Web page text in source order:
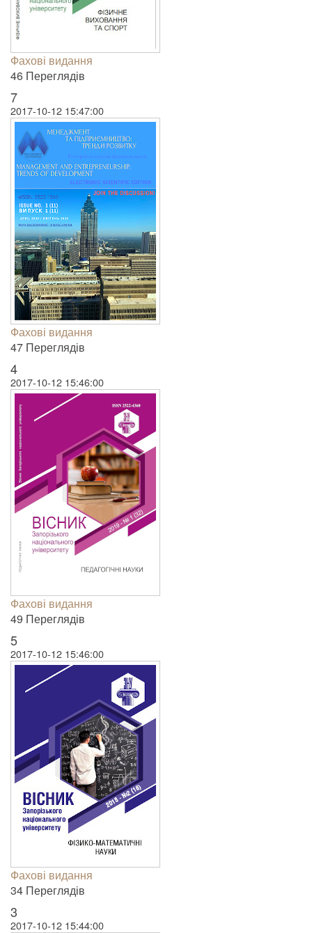
Фахові видання
46 Пере­гля­дів
7
2017-10-12 15:47:00
Фахові видання
47 Пере­гля­дів
4
2017-10-12 15:46:00
Фахові видання
49 Пере­гля­дів
5
2017-10-12 15:46:00
Фахові видання
34 Пере­гля­дів
3
2017-10-12 15:44:00